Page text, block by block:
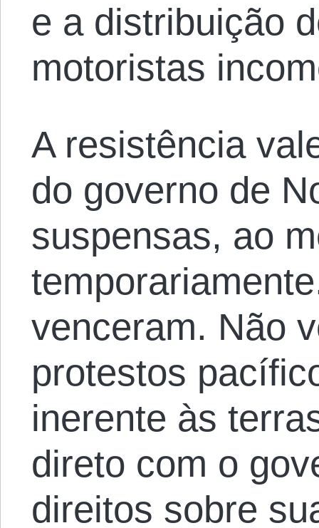
e a distribuição
motoristas
A resistência
do governo de
suspensas, ao
venceram. Não
protestos
inerente às
direto com o
direitos sobre